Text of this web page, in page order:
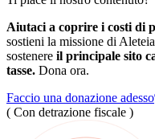
Aiutaci a coprire i costi di
sostieni la missione di
sostenere il principale sito
tasse. Dona ora.
Faccio una donazione adesso
( Con detrazione fiscale )